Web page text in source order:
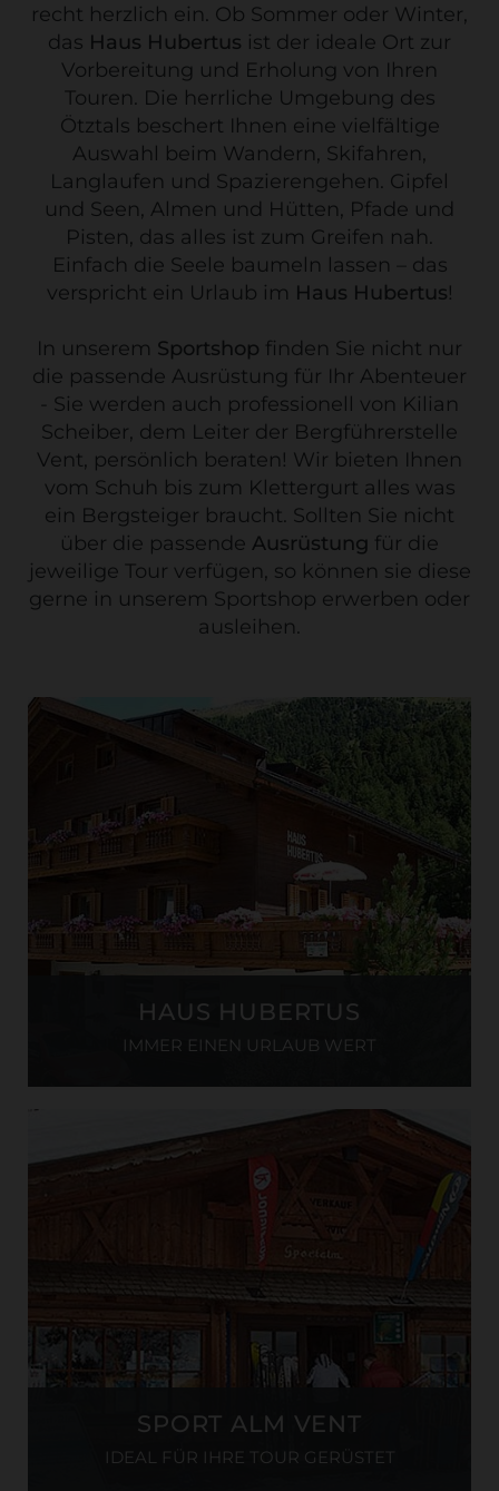
recht herzlich ein. Ob Sommer oder Winter,
das Haus Hubertus ist der ideale Ort zur
Vorbereitung und Erholung von Ihren
Touren. Die herrliche Umgebung des
Ötztals beschert Ihnen eine vielfältige
Auswahl beim Wandern, Skifahren,
Langlaufen und Spazierengehen. Gipfel
und Seen, Almen und Hütten, Pfade und
Pisten, das alles ist zum Greifen nah.
Einfach die Seele baumeln lassen – das
verspricht ein Urlaub im Haus Hubertus!
In unserem Sportshop finden Sie nicht nur
die passende Ausrüstung für Ihr Abenteuer
- Sie werden auch professionell von Kilian
Scheiber, dem Leiter der Bergführerstelle
Vent, persönlich beraten! Wir bieten Ihnen
vom Schuh bis zum Klettergurt alles was
ein Bergsteiger braucht. Sollten Sie nicht
über die passende Ausrüstung für die
jeweilige Tour verfügen, so können sie diese
gerne in unserem Sportshop erwerben oder
ausleihen.
HAUS HUBERTUS
IMMER EINEN URLAUB WERT
SPORT ALM VENT
IDEAL FÜR IHRE TOUR GERÜSTET